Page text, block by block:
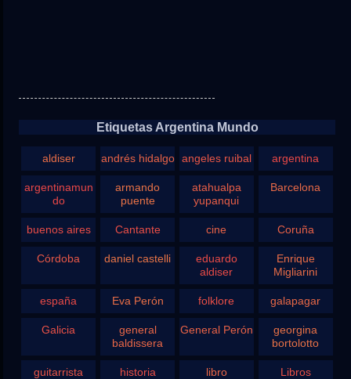
Etiquetas Argentina Mundo
aldiser andrés hidalgo angeles ruibal argentina
argentinamun
do
armando
puente
atahualpa
yupanqui
Barcelona
buenos aires Cantante cine Coruña
Córdoba daniel castelli
eduardo
aldiser
Enrique
Migliarini
españa Eva Perón folklore galapagar
Galicia
general
baldissera
General Perón
georgina
bortolotto
guitarrista historia libro Libros